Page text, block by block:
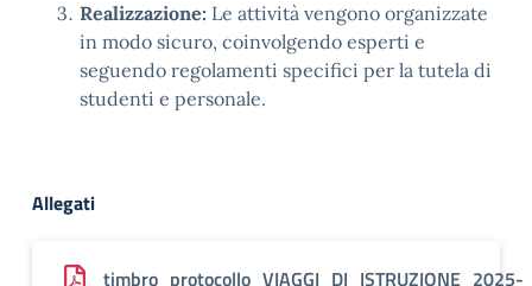
Realizzazione: Le attività vengono organizzate
in modo sicuro, coinvolgendo esperti e
seguendo regolamenti specifici per la tutela di
studenti e personale.
Allegati
timbro_protocollo_VIAGGI_DI_ISTRUZIONE_2025-